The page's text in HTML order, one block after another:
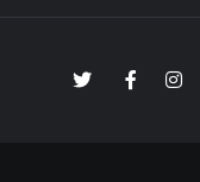
TwitterFacebook